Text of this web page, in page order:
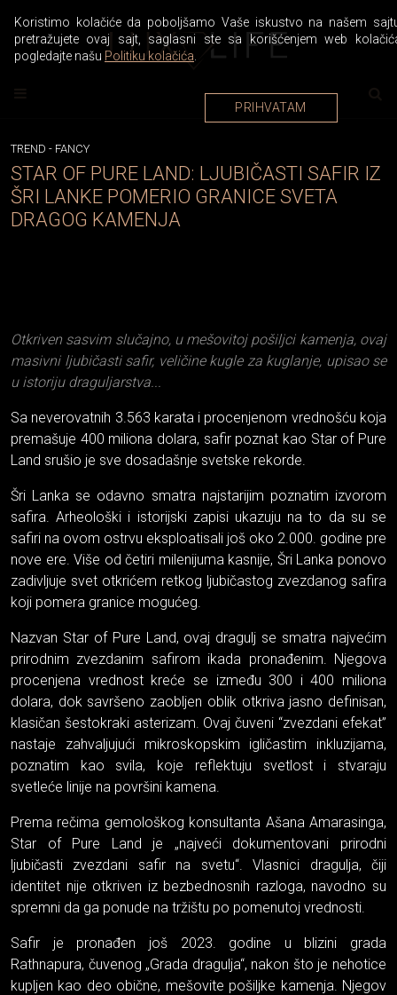
TREND - FANCY
STAR OF PURE LAND: LJUBIČASTI SAFIR IZ
ŠRI LANKE POMERIO GRANICE SVETA
DRAGOG KAMENJA
Otkriven sasvim slučajno, u mešovitoj pošiljci kamenja, ovaj
masivni ljubičasti safir, veličine kugle za kuglanje, upisao se
u istoriju draguljarstva...
Sa neverovatnih 3.563 karata i procenjenom vrednošću koja
premašuje 400 miliona dolara, safir poznat kao Star of Pure
Land srušio je sve dosadašnje svetske rekorde.
Šri Lanka se odavno smatra najstarijim poznatim izvorom
safira. Arheološki i istorijski zapisi ukazuju na to da su se
safiri na ovom ostrvu eksploatisali još oko 2.000. godine pre
nove ere. Više od četiri milenijuma kasnije, Šri Lanka ponovo
zadivljuje svet otkrićem retkog ljubičastog zvezdanog safira
koji pomera granice mogućeg.
Nazvan Star of Pure Land, ovaj dragulj se smatra najvećim
prirodnim zvezdanim safirom ikada pronađenim. Njegova
procenjena vrednost kreće se između 300 i 400 miliona
dolara, dok savršeno zaobljen oblik otkriva jasno definisan,
klasičan šestokraki asterizam. Ovaj čuveni “zvezdani efekat”
nastaje zahvaljujući mikroskopskim igličastim inkluzijama,
poznatim kao svila, koje reflektuju svetlost i stvaraju
svetleće linije na površini kamena.
Prema rečima gemološkog konsultanta Ašana Amarasinga,
Star of Pure Land je „najveći dokumentovani prirodni
ljubičasti zvezdani safir na svetu“. Vlasnici dragulja, čiji
identitet nije otkriven iz bezbednosnih razloga, navodno su
spremni da ga ponude na tržištu po pomenutoj vrednosti.
Safir je pronađen još 2023. godine u blizini grada
Rathnapura, čuvenog „Grada dragulja“, nakon što je nehotice
kupljen kao deo obične, mešovite pošiljke kamenja. Njegov
Koristimo kolačiće da poboljšamo Vaše iskustvo na našem
pretražujete ovaj sajt, saglasni ste sa korišćenjem web
pogledajte našu Politiku kolačića
PRIHVATAM